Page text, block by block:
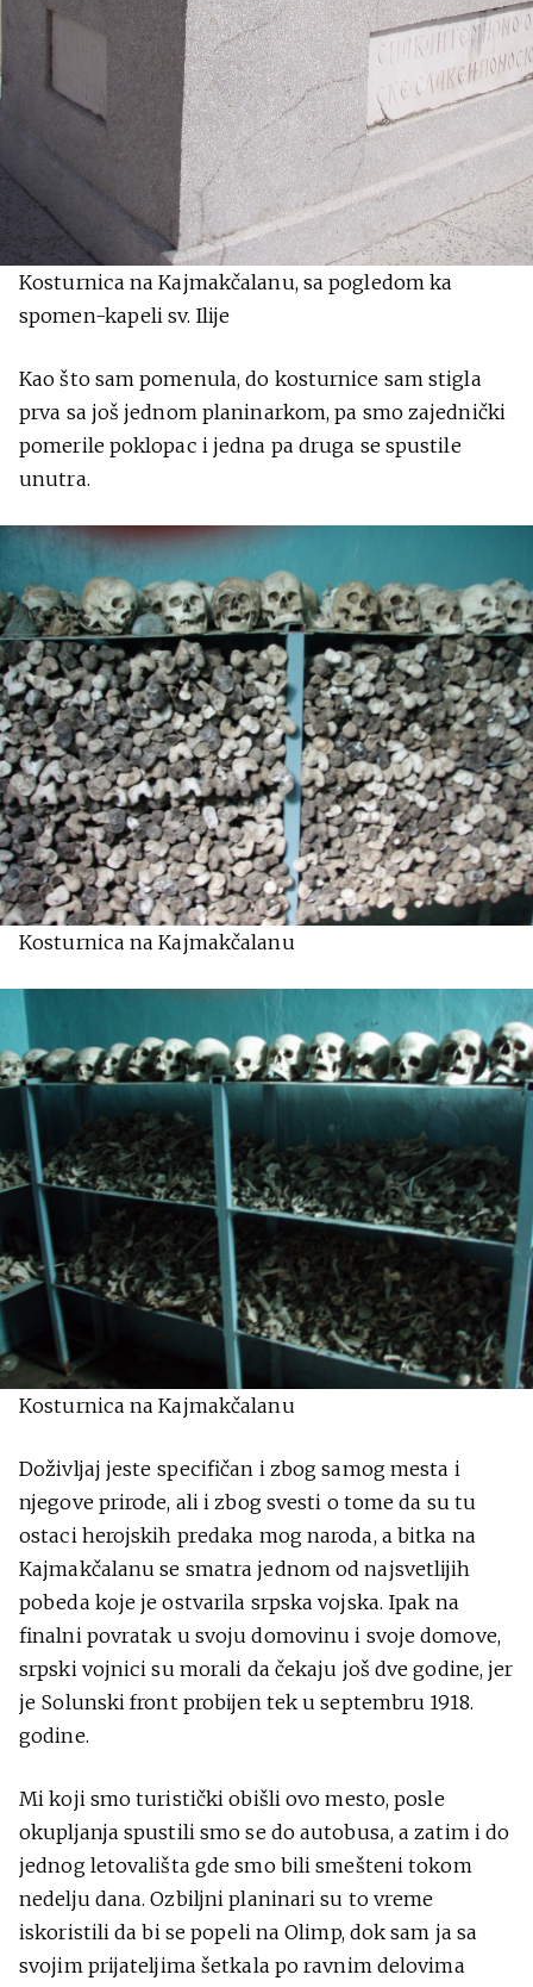
Kosturnica na Kajmakčalanu, sa pogledom ka
spomen-kapeli sv. Ilije
Kao što sam pomenula, do kosturnice sam stigla
prva sa još jednom planinarkom, pa smo zajednički
pomerile poklopac i jedna pa druga se spustile
unutra.
Kosturnica na Kajmakčalanu
Kosturnica na Kajmakčalanu
Doživljaj jeste specifičan i zbog samog mesta i
njegove prirode, ali i zbog svesti o tome da su tu
ostaci herojskih predaka mog naroda, a bitka na
Kajmakčalanu se smatra jednom od najsvetlijih
pobeda koje je ostvarila srpska vojska. Ipak na
finalni povratak u svoju domovinu i svoje domove,
srpski vojnici su morali da čekaju još dve godine, jer
je Solunski front probijen tek u septembru 1918.
godine.
Mi koji smo turistički obišli ovo mesto, posle
okupljanja spustili smo se do autobusa, a zatim i do
jednog letovališta gde smo bili smešteni tokom
nedelju dana. Ozbiljni planinari su to vreme
iskoristili da bi se popeli na Olimp, dok sam ja sa
svojim prijateljima šetkala po ravnim delovima